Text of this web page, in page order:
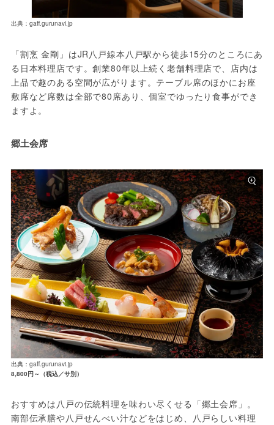
出典：gaff.gurunavi.jp
「割烹 金剛」はJR八戸線本八戸駅から徒歩15分のところにあ
る日本料理店です。創業80年以上続く老舗料理店で、店内は
上品で趣のある空間が広がります。テーブル席のほかにお座
敷席など席数は全部で80席あり、個室でゆったり食事ができ
ますよ。
郷土会席
出典：gaff.gurunavi.jp
8,800円～（税込／サ別）
おすすめは八戸の伝統料理を味わい尽くせる「郷土会席」。
南部伝承膳や八戸せんべい汁などをはじめ、八戸らしい料理